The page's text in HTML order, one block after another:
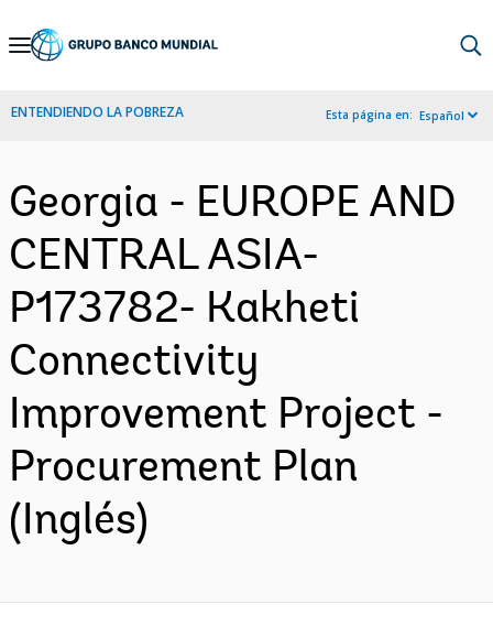
Skip
Navigation
ENTENDIENDO LA POBREZA Esta página en: Español
Georgia - EUROPE AND
CENTRAL ASIA-
P173782- Kakheti
Connectivity
Improvement Project -
Procurement Plan
(Inglés)